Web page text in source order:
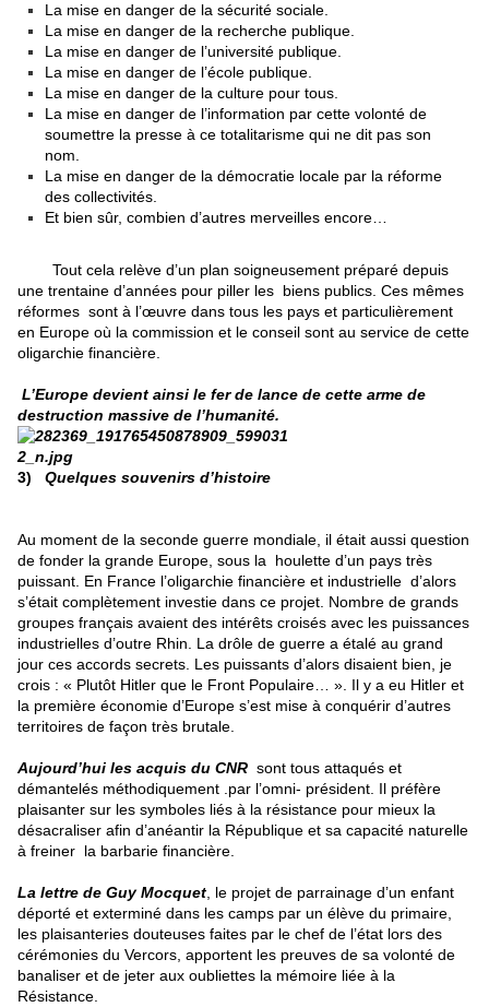
La mise en danger de la sécurité sociale.
La mise en danger de la recherche publique.
La mise en danger de l’université publique.
La mise en danger de l’école publique.
La mise en danger de la culture pour tous.
La mise en danger de l’information par cette volonté de
soumettre la presse à ce totalitarisme qui ne dit pas son
nom.
La mise en danger de la démocratie locale par la réforme
des collectivités.
Et bien sûr, combien d’autres merveilles encore…
Tout cela relève d’un plan soigneusement préparé depuis
une trentaine d’années pour piller les biens publics. Ces mêmes
réformes sont à l’œuvre dans tous les pays et particulièrement
en Europe où la commission et le conseil sont au service de cette
oligarchie financière.
L’Europe devient ainsi le fer de lance de cette arme de
destruction massive de l’humanité.
3) Quelques souvenirs d’histoire
Au moment de la seconde guerre mondiale, il était aussi question
de fonder la grande Europe, sous la houlette d’un pays très
puissant. En France l’oligarchie financière et industrielle d’alors
s’était complètement investie dans ce projet. Nombre de grands
groupes français avaient des intérêts croisés avec les puissances
industrielles d’outre Rhin. La drôle de guerre a étalé au grand
jour ces accords secrets. Les puissants d’alors disaient bien, je
crois : « Plutôt Hitler que le Front Populaire… ». Il y a eu Hitler et
la première économie d’Europe s’est mise à conquérir d’autres
territoires de façon très brutale.
Aujourd’hui les acquis du CNR sont tous attaqués et
démantelés méthodiquement .par l’omni- président. Il préfère
plaisanter sur les symboles liés à la résistance pour mieux la
désacraliser afin d’anéantir la République et sa capacité naturelle
à freiner la barbarie financière.
La lettre de Guy Mocquet , le projet de parrainage d’un enfant
déporté et exterminé dans les camps par un élève du primaire,
les plaisanteries douteuses faites par le chef de l’état lors des
cérémonies du Vercors, apportent les preuves de sa volonté de
banaliser et de jeter aux oubliettes la mémoire liée à la
Résistance.